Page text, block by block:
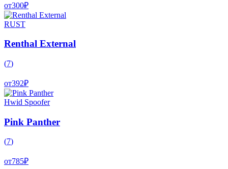
от300₽
RUST
Renthal External
(7)
от392₽
Hwid Spoofer
Pink Panther
(7)
от785₽